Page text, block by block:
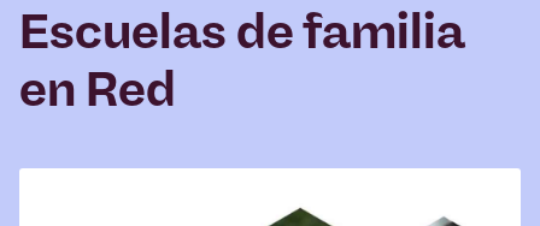
Escuelas de familia
en Red